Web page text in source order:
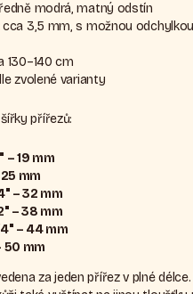
modrá, matný odstín
cca 3,5 mm, s možnou
130–140 cm
zvolené varianty
přířezů:
– 19 mm
25 mm
– 32 mm
– 38 mm
– 44 mm
50 mm
za jeden přířez v plné